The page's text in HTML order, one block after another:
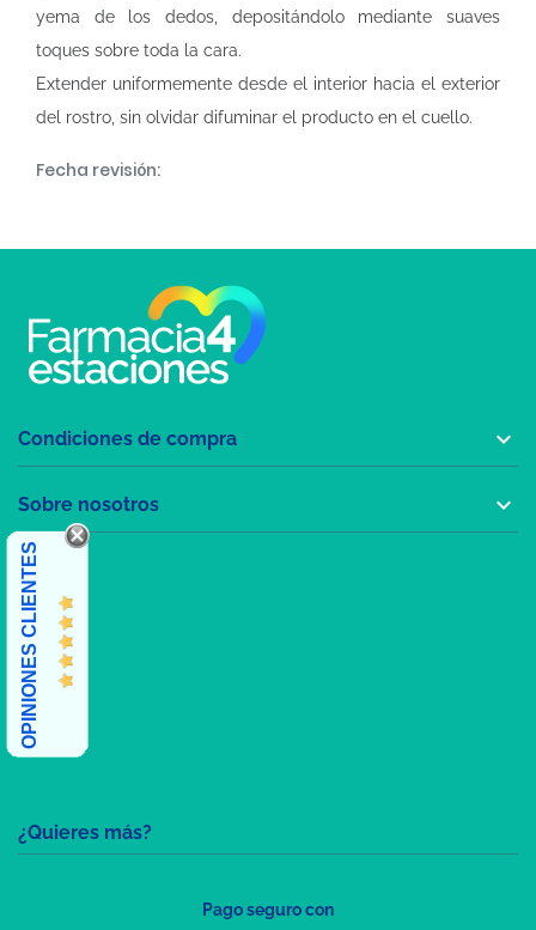
yema de los dedos, depositándolo mediante suaves
toques sobre toda la cara.
Extender uniformemente desde el interior hacia el exterior
del rostro, sin olvidar difuminar el producto en el cuello.
Fecha revisión:
¿Quieres más?
Condiciones de compra 
Sobre nosotros 
OPINIONES CLIENTES
Pago seguro con